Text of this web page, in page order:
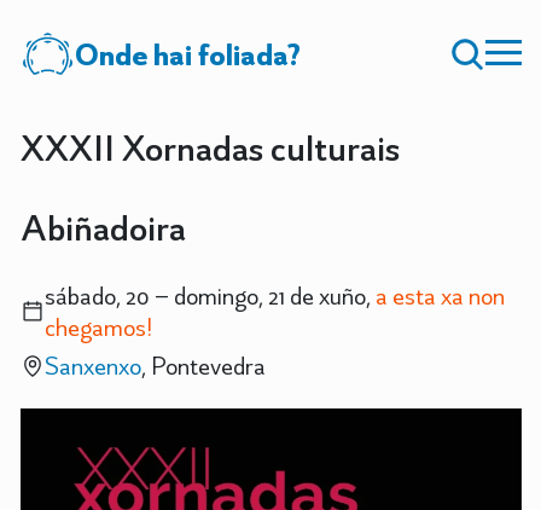
Onde hai foliada?
XXXII Xornadas culturais
Abiñadoira
sábado, 20 – domingo, 21 de xuño, a esta xa non
chegamos!
Sanxenxo, Pontevedra